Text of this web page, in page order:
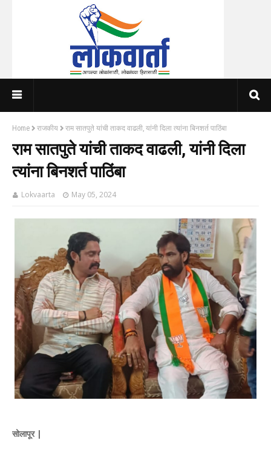
Home राजकीय राम सातपुते यांची ताकद वाढली, यांनी दिला त्यांना बिनशर्त पाठिंबा
राम सातपुते यांची ताकद वाढली, यांनी दिला
त्यांना बिनशर्त पाठिंबा
Lokvaarta May 05, 2024
सोलापूर |